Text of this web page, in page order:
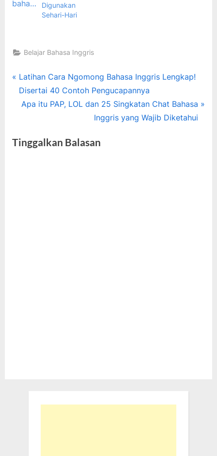
Digunakan
Sehari-Hari
Belajar Bahasa Inggris
Tags:
bahasa
belajar
inggris
Navigasi
pos
P
r
e
o
Latihan Cara Ngomong Bahasa Inggris Lengkap!
Disertai 40 Contoh Pengucapannya
N
t
Apa itu PAP, LOL dan 25 Singkatan Chat Bahasa
Inggris yang Wajib Diketahui
Tinggalkan Balasan